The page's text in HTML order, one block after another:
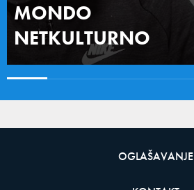
MONDO
NETKULTURNO
OGLAŠAVANJE